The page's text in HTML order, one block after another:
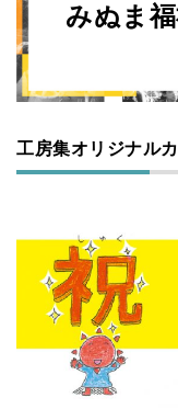
みぬま
工房集オリジナル